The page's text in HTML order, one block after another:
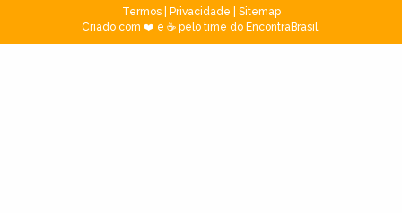
Termos| Privacidade
Sitemap
Criado com ❤️ e ☕ pelo time do EncontraBrasil